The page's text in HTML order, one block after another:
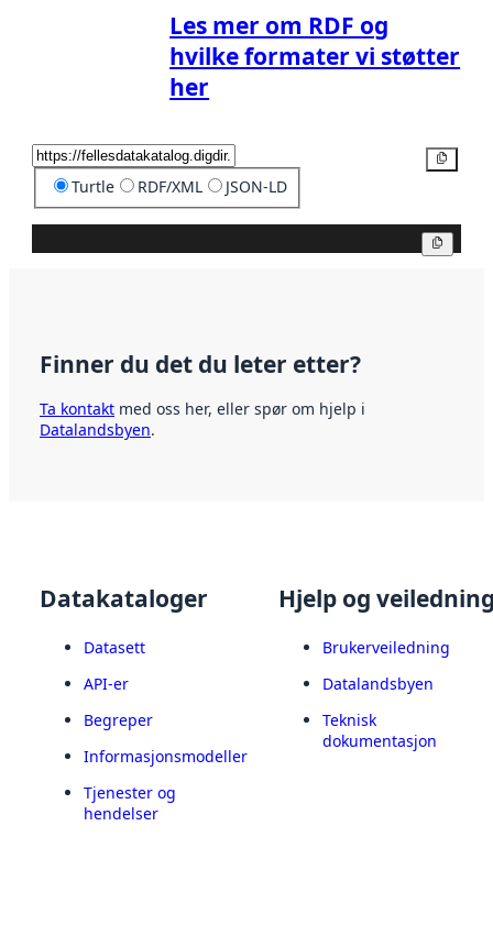
Les mer om RDF og
hvilke formater vi støtter
her
Turtle RDF/XML JSON-LD
Finner du det du leter etter?
Ta kontakt med oss her, eller spør om hjelp i
Datalandsbyen.
Datakataloger
Datasett
API-er
Begreper
Informasjonsmodeller
Tjenester og
hendelser
Hjelp og
Brukerveiledning
Datalandsbyen
Teknisk
dokumentasjon